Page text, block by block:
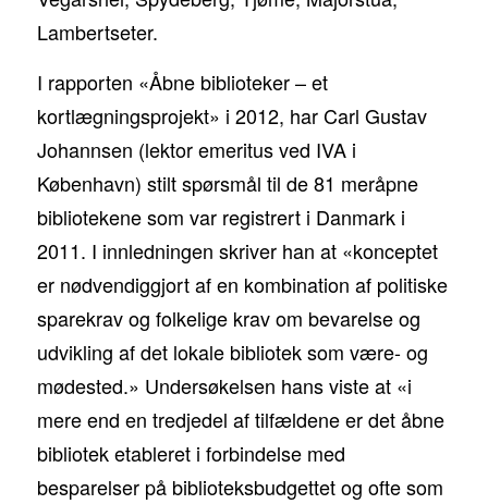
Lambertseter.
I rapporten «Åbne biblioteker – et
kortlægningsprojekt» i 2012, har Carl Gustav
Johannsen (lektor emeritus ved IVA i
København) stilt spørsmål til de 81 meråpne
bibliotekene som var registrert i Danmark i
2011. I innledningen skriver han at «konceptet
er nødvendiggjort af en kombination af politiske
sparekrav og folkelige krav om bevarelse og
udvikling af det lokale bibliotek som være- og
mødested.» Undersøkelsen hans viste at «i
mere end en tredjedel af tilfældene er det åbne
bibliotek etableret i forbindelse med
besparelser på biblioteksbudgettet og ofte som